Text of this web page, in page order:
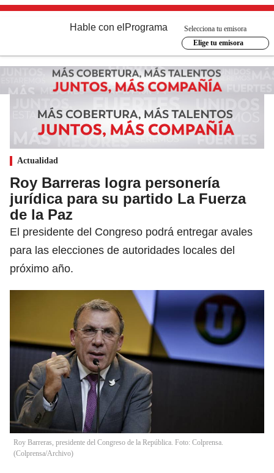
Hable con el Programa
Selecciona tu emisora
Elige tu emisora
Actualidad
Roy Barreras logra personería
jurídica para su partido La Fuerza
de la Paz
El presidente del Congreso podrá entregar avales
para las elecciones de autoridades locales del
próximo año.
Roy Barreras, presidente del Congreso de la República. Foto: Colprensa.
(Colprensa/Archivo)